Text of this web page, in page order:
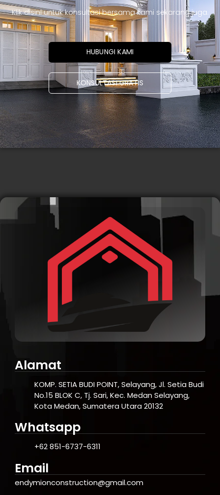
Klik disini untuk konsultasi bersama kami sekarang juga.
HUBUNGI KAMI
KONSULTASI GRATIS
Alamat
KOMP. SETIA BUDI POINT, Selayang, Jl. Setia Budi
No.15 BLOK C, Tj. Sari, Kec. Medan Selayang,
Kota Medan, Sumatera Utara 20132
Whatsapp
+62 851-6737-6311
Email
endymionconstruction@gmail.com